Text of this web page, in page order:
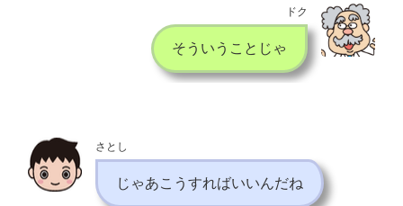
ドク
そういうことじゃ
さとし
じゃあこうすればいいんだね